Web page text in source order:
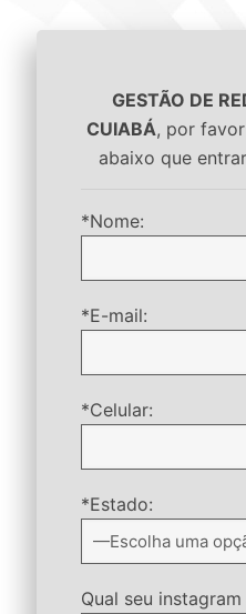
GESTÃO DE
CUIABÁ, por
abaixo que
*Nome:
*E-mail:
*Celular:
*Estado:
Qual seu